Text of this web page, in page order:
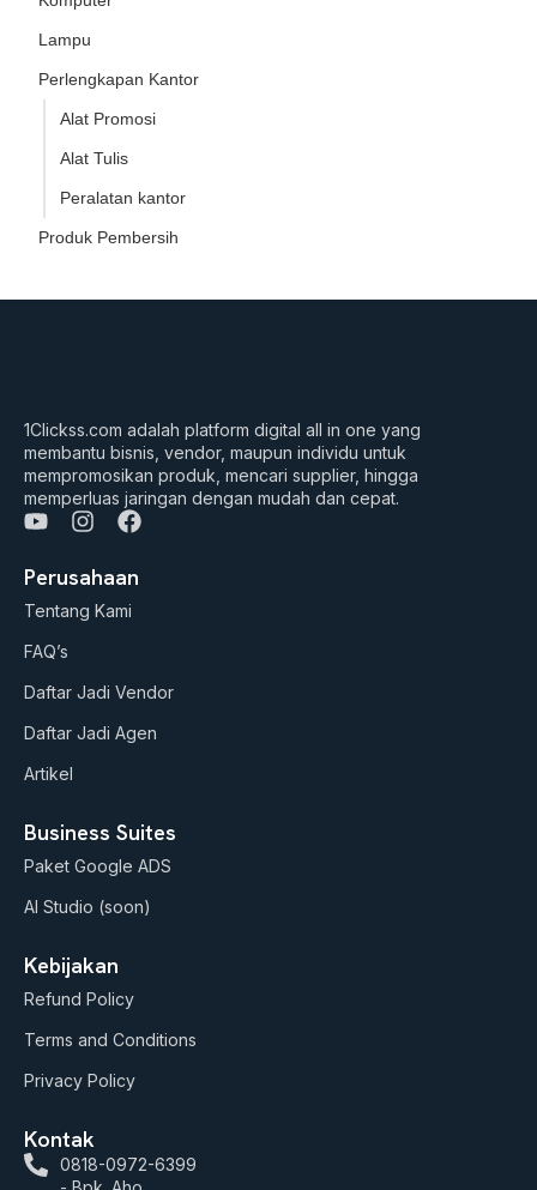
Lampu
Perlengkapan Kantor
Alat Promosi
Alat Tulis
Peralatan kantor
Produk Pembersih
1Clickss.com adalah platform digital all in one yang
membantu bisnis, vendor, maupun individu untuk
mempromosikan produk, mencari supplier, hingga
memperluas jaringan dengan mudah dan cepat.
Y
u
t
u
b
e
I
s
t
a
a
F
c
e
b
k
Perusahaan
Tentang Kami
FAQ’s
Daftar Jadi Vendor
Daftar Jadi Agen
Artikel
Business Suites
Paket Google ADS
AI Studio (soon)
Kebijakan
Refund Policy
Terms and Conditions
Privacy Policy
Kontak
0818-0972-6399